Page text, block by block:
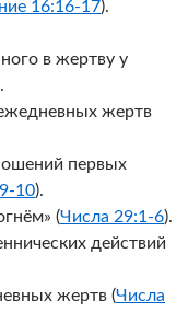
16:16-17).
в жертву у
жертв
первых
10).
(Числа 29:1-6).
действий
жертв (Числа